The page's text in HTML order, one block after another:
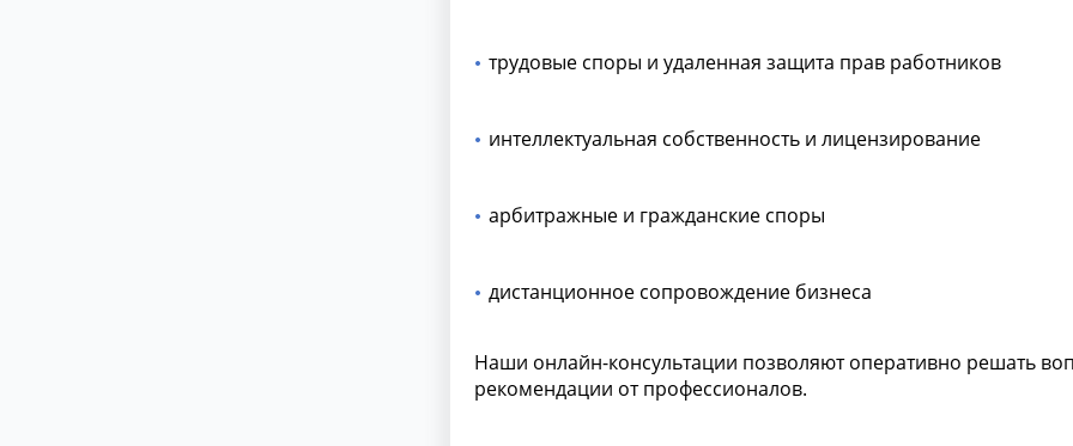
трудовые споры и удаленная защита прав работников
интеллектуальная собственность и лицензирование
арбитражные и гражданские споры
дистанционное сопровождение бизнеса
Наши онлайн-консультации позволяют оперативно решать
рекомендации от профессионалов.